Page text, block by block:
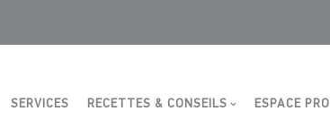
SERVICES RECETTES & CONSEILS ESPACE PRO